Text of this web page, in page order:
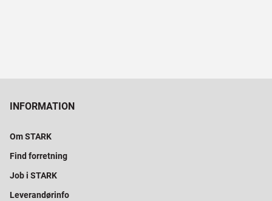
INFORMATION
Om STARK
Find forretning
Job i STARK
Leverandørinfo